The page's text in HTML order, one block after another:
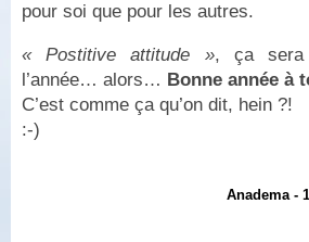
pour soi que pour les autres.
« Postitive attitude », ça
l’année… alors… Bonne année à
C’est comme ça qu’on dit, hein ?!
:-)
Anadema -